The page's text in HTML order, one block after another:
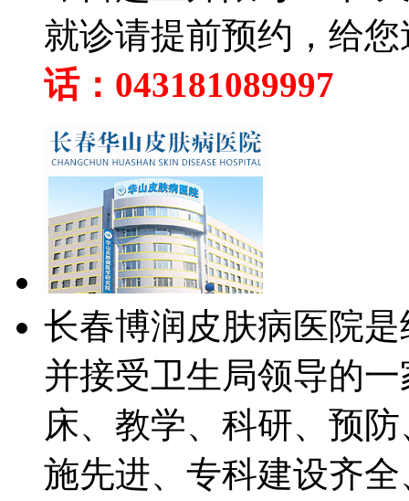
就诊请提前预约，给
话：043181089997
长春博润皮肤病医院
并接受卫生局领导的
床、教学、科研、预
施先进、专科建设齐